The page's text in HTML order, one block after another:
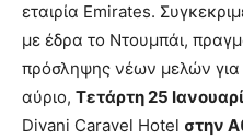
εταιρία Emirates.
με έδρα το Ντουμπάι,
πρόσληψης νέων μελών
αύριο, Τετάρτη 25
Divani Caravel Hotel στην